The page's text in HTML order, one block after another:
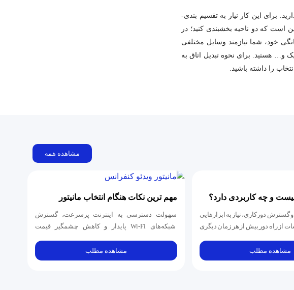
استودیوهای حرفه ­ای دارای چندین اتاق مختلف هستند اما شما مجبور هستید که تمام وسایل مورد نیاز خود را در یک اتاق بگذارید. برای این کار نیاز به تقسیم ­بندی­
است که دو ناحیه بخش­بندی کنید؛ در
خود، شما نیازمند وسایل مختلفی
و… هستید. برای نحوه تبدیل اتاق به
را داشته باشید.
مشاهده همه
و چه کاربردی دارد؟
گسترش دورکاری، نیاز به ابزارهایی
از راه دور بیش از هر زمان دیگری
مشاهده مطلب
مهم ترین نکات هنگام انتخاب مانیتور
کنفرانس
سهولت دسترسی به اینترنت پرسرعت، گسترش
شبکه‌های Wi-Fi پایدار و کاهش چشمگیر قیمت
مشاهده مطلب